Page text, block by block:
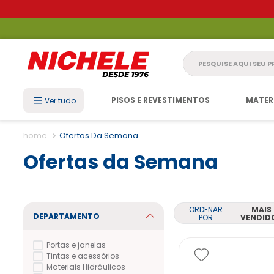
Pesquise aqui seu
Ver tudo PISOS E REVESTIMENTOS
Ofertas Da Semana
Ofertas da Semana
DEPARTAMENTO
Portas e janelas
Tintas e acessórios
Materiais Hidráulicos
ORDENAR
POR
MAIS